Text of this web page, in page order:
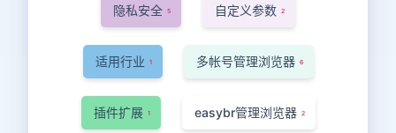
隐私安全 5 自定义参数 2
适用行业 1 多帐号管理浏览器 6
插件扩展 1 easybr管理浏览器 2